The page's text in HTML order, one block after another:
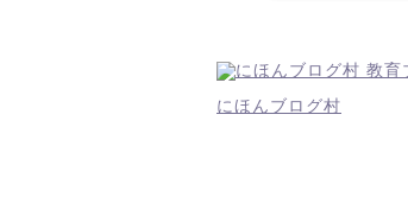
にほんブログ村